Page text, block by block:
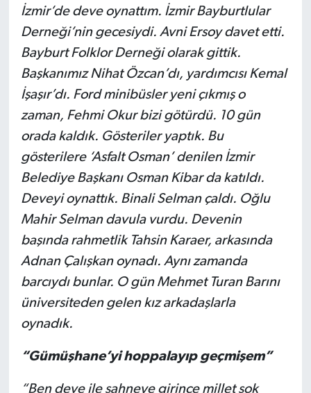
İzmir’de deve oynattım. İzmir Bayburtlular
Derneği’nin gecesiydi. Avni Ersoy davet etti.
Bayburt Folklor Derneği olarak gittik.
Başkanımız Nihat Özcan’dı, yardımcısı Kemal
İşaşır’dı. Ford minibüsler yeni çıkmış o
zaman, Fehmi Okur bizi götürdü. 10 gün
orada kaldık. Gösteriler yaptık. Bu
gösterilere ‘Asfalt Osman’ denilen İzmir
Belediye Başkanı Osman Kibar da katıldı.
Deveyi oynattık. Binali Selman çaldı. Oğlu
Mahir Selman davula vurdu. Devenin
başında rahmetlik Tahsin Karaer, arkasında
Adnan Çalışkan oynadı. Aynı zamanda
barcıydı bunlar. O gün Mehmet Turan Barını
üniversiteden gelen kız arkadaşlarla
oynadık.
“Gümüşhane’yi hoppalayıp geçmişem”
“Ben deve ile sahneye girince millet şok